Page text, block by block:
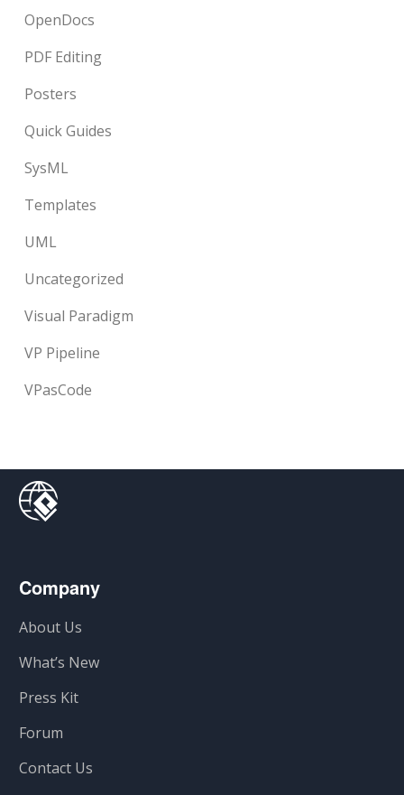
OpenDocs
PDF Editing
Posters
Quick Guides
SysML
Templates
UML
Uncategorized
Visual Paradigm
VP Pipeline
VPasCode
Company
About Us
What’s New
Press Kit
Forum
Contact Us